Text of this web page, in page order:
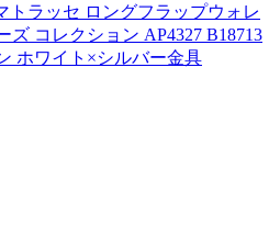
トラッセ ロングフラップウォレ
ズ コレクション AP4327 B18713
ホワイト×シルバー金具